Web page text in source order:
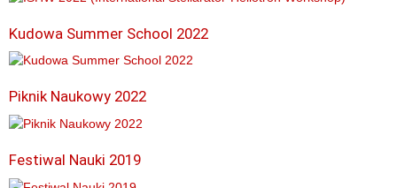
Kudowa Summer School 2022
Piknik Naukowy 2022
Festiwal Nauki 2019